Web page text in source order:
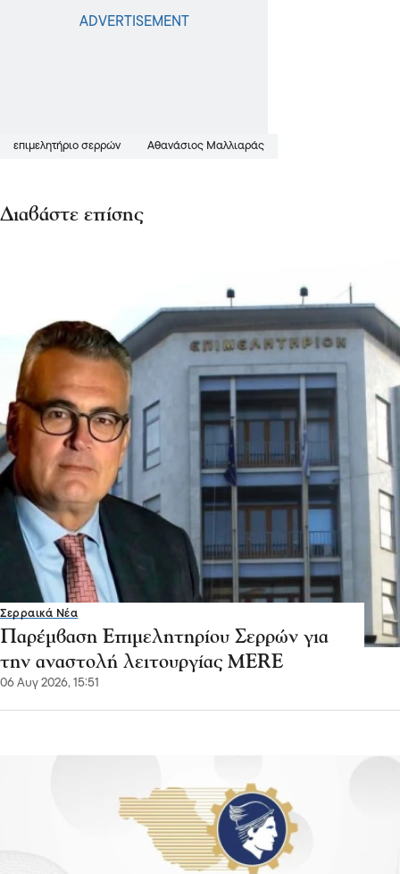
επιμελητήριο σερρών Αθανάσιος Μαλλιαράς
Διαβάστε επίσης
Σερραικά Νέα
Παρέμβαση Επιμελητηρίου Σερρών για
την αναστολή λειτουργίας MERE
06 Αυγ 2026, 15:51